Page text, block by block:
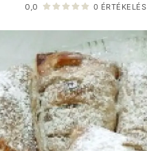
0,0 0 ÉRTÉKELÉS